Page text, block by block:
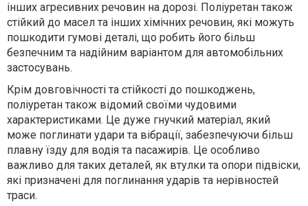
інших агресивних речовин на дорозі. Поліуретан також
стійкий до масел та інших хімічних речовин, які можуть
пошкодити гумові деталі, що робить його більш
безпечним та надійним варіантом для автомобільних
застосувань.
Крім довговічності та стійкості до пошкоджень,
поліуретан також відомий своїми чудовими
характеристиками. Це дуже гнучкий матеріал, який
може поглинати удари та вібрації, забезпечуючи більш
плавну їзду для водія та пасажирів. Це особливо
важливо для таких деталей, як втулки та опори підвіски,
які призначені для поглинання ударів та нерівностей
траси.